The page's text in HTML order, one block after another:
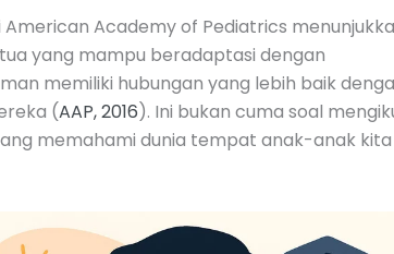
American Academy of Pediatrics
yang mampu beradaptasi dengan
memiliki hubungan yang lebih baik
(AAP, 2016). Ini bukan cuma soal
memahami dunia tempat anak-anak kita